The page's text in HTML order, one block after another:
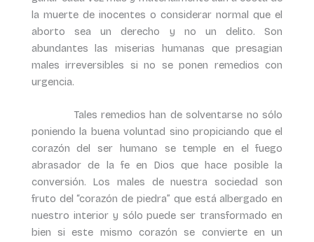
la muerte de inocentes o considerar normal que el
aborto sea un derecho y no un delito. Son
abundantes las miserias humanas que presagian
males irreversibles si no se ponen remedios con
urgencia.
Tales remedios han de solventarse no sólo
poniendo la buena voluntad sino propiciando que el
corazón del ser humano se temple en el fuego
abrasador de la fe en Dios que hace posible la
conversión. Los males de nuestra sociedad son
fruto del “corazón de piedra” que está albergado en
nuestro interior y sólo puede ser transformado en
bien si este mismo corazón se convierte en un